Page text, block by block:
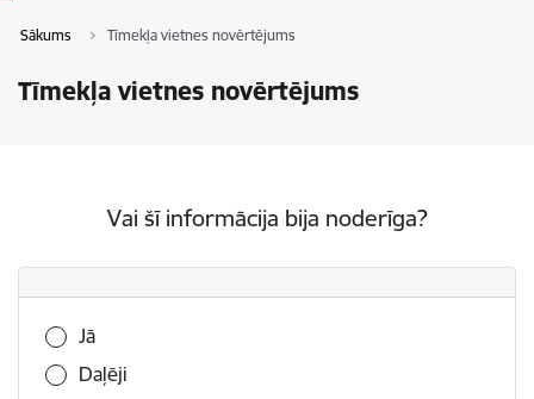
Sākums Tīmekļa vietnes novērtējums
Tīmekļa vietnes novērtējums
Vai šī informācija bija noderīga?
Vai šī informācija bija noderīga?
Jā
Daļēji